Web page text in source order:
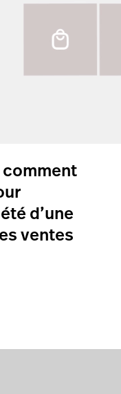
comment
d’une
ventes